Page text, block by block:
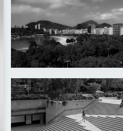
Avaliação de imóveis
Método comparativo -
Tratamento por
a passo
Norma de desempenho
15.575: Funcionalidade
acessibilidade